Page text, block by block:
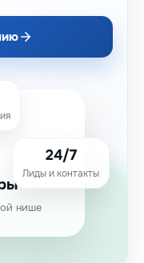
нише
24/7
Лиды и контакты